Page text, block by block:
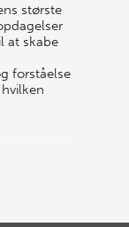
største
at skabe
forståelse